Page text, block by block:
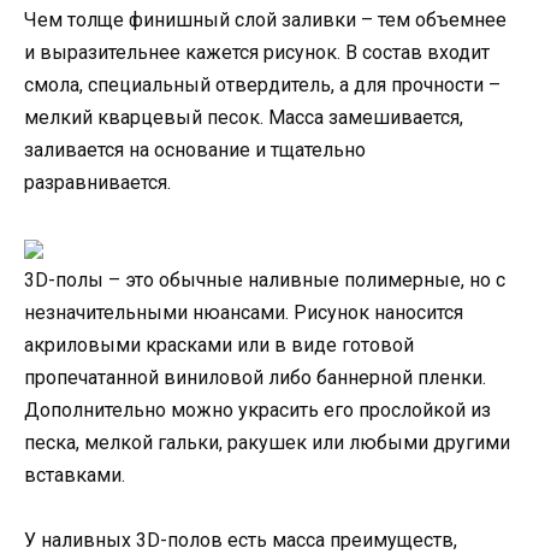
Чем толще финишный слой заливки – тем объемнее
и выразительнее кажется рисунок. В состав входит
смола, специальный отвердитель, а для прочности –
мелкий кварцевый песок. Масса замешивается,
заливается на основание и тщательно
разравнивается.
3D-полы – это обычные наливные полимерные, но с
незначительными нюансами. Рисунок наносится
акриловыми красками или в виде готовой
пропечатанной виниловой либо баннерной пленки.
Дополнительно можно украсить его прослойкой из
песка, мелкой гальки, ракушек или любыми другими
вставками.
У наливных 3D-полов есть масса преимуществ,